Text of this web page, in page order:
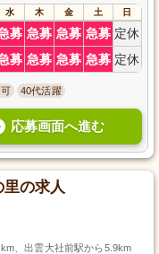
水 木 金 土 日
募 急募 急募 急募 定休
募 急募 急募 急募 定休
40代活躍
応募画面へ進む
の求人
、出雲大社前駅から5.9km